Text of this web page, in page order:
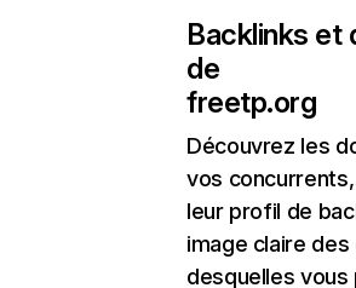
Backlinks et
de
freetp.org
Découvrez les
vos
leur profil de
image claire
desquelles vous